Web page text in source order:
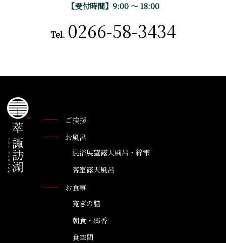
【受付時間】9:00 〜 18:00
Tel. 0266-58-3434
ご挨拶
お風呂
混浴展望露天風呂・綿雫
客室露天風呂
お食事
寛ぎの膳
朝食・郷香
食空間